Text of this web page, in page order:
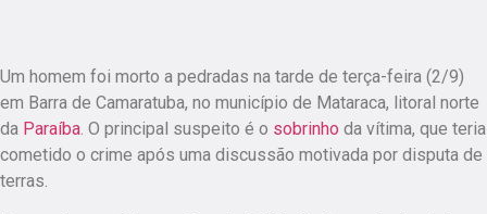
Um homem foi morto a pedradas na tarde de terça-feira (2/9)
em Barra de Camaratuba, no município de Mataraca, litoral norte
da Paraíba. O principal suspeito é o sobrinho da vítima, que teria
cometido o crime após uma discussão motivada por disputa de
terras.